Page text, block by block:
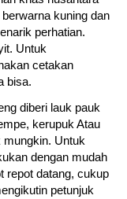
kuning dan
perhatian.
Untuk
cetakan
bisa.
diberi lauk pauk
kerupuk Atau
mungkin. Untuk
dengan mudah
repot datang, cukup
petunjuk